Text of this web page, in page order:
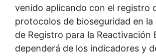
venido aplicando con el registro
protocolos de bioseguridad en
de Registro para la Reactivación
dependerá de los indicadores y